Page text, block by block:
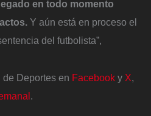
en todo momento
Y aún está en proceso el
del futbolista”,
Deportes en Facebook y X,
.